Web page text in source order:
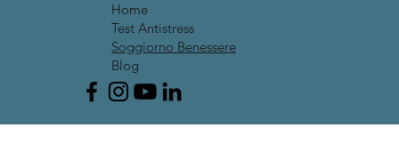
Home
Test Antistress
Soggiorno Benessere
Blog